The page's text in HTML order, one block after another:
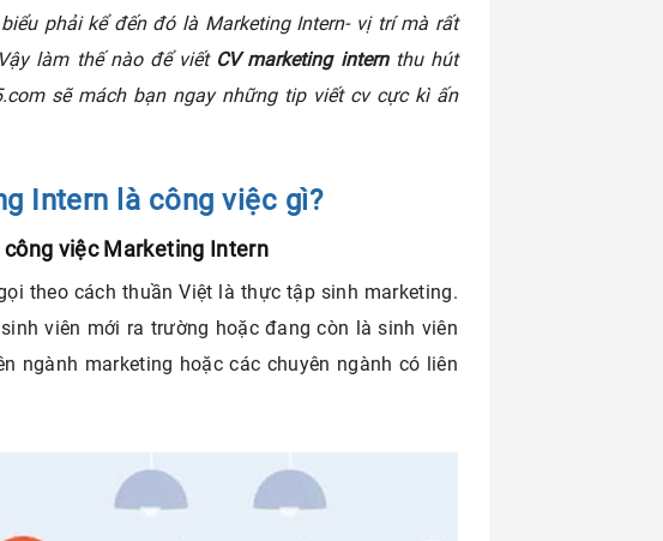
phải kể đến đó là Marketing Intern- vị trí mà rất
làm thế nào để viết CV marketing intern thu hút
sẽ mách bạn ngay những tip viết cv cực kì ấn
Intern là công việc gì?
việc Marketing Intern
theo cách thuần Việt là thực tập sinh marketing.
viên mới ra trường hoặc đang còn là sinh viên
ngành marketing hoặc các chuyên ngành có liên